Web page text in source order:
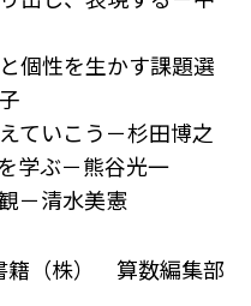
個性を生かす課題選
ていこう－杉田博之
学ぶ－熊谷光一
－清水美憲
籍（株） 算数編集部